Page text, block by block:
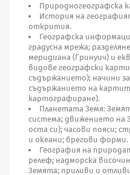
Природногеографска
История на
открития.
Географска
градусна мрежа;
меридиана (Гринуич) и
видове географски
съдържанието); начини
съдържанието на
картографиране).
Планетата Земя:
система; движението на
оста си); часови пояси;
и океани; брегови форми.
География на
релеф; надморска
Земята; приливи и